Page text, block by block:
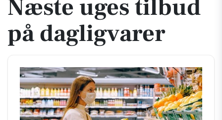
Næste uges tilbud
på dagligvarer